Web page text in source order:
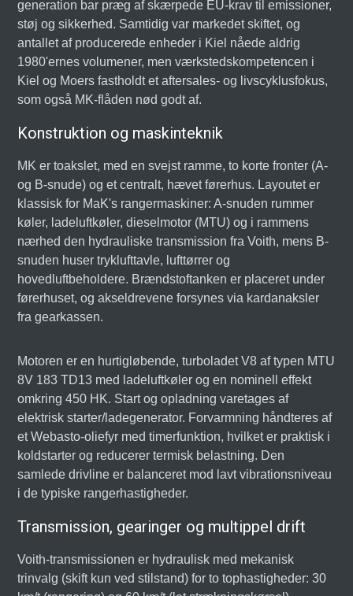
generation bar præg af skærpede EU-krav til emissioner,
støj og sikkerhed. Samtidig var markedet skiftet, og
antallet af producerede enheder i Kiel nåede aldrig
1980'ernes volumener, men værkstedskompetencen i
Kiel og Moers fastholdt et aftersales- og livscyklusfokus,
som også MK-flåden nød godt af.
Konstruktion og maskinteknik
MK er toakslet, med en svejst ramme, to korte fronter (A-
og B-snude) og et centralt, hævet førerhus. Layoutet er
klassisk for MaK's rangermaskiner: A-snuden rummer
køler, ladeluftkøler, dieselmotor (MTU) og i rammens
nærhed den hydrauliske transmission fra Voith, mens B-
snuden huser tryklufttavle, lufttørrer og
hovedluftbeholdere. Brændstoftanken er placeret under
førerhuset, og akseldrevene forsynes via kardanaksler
fra gearkassen.
Motoren er en hurtigløbende, turboladet V8 af typen MTU
8V 183 TD13 med ladeluftkøler og en nominell effekt
omkring 450 HK. Start og opladning varetages af
elektrisk starter/ladegenerator. Forvarmning håndteres af
et Webasto-oliefyr med timerfunktion, hvilket er praktisk i
koldstarter og reducerer termisk belastning. Den
samlede drivline er balanceret mod lavt vibrationsniveau
i de typiske rangerhastigheder.
Transmission, gearinger og multippel drift
Voith-transmissionen er hydraulisk med mekanisk
trinvalg (skift kun ved stilstand) for to tophastigheder: 30